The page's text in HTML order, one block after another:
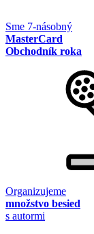
Sme 7-násobný
MasterCard
Obchodník roka
Organizujeme
množstvo besied
s autormi